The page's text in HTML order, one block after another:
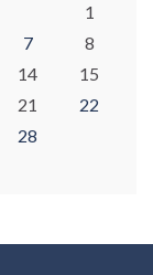
1
7
8
14
15
21
22
28